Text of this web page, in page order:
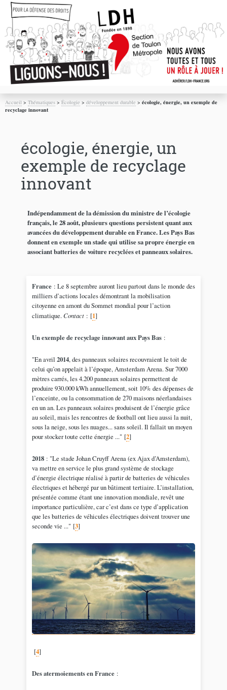
Accueil >Thématiques >Écologie >développement durable >écologie, énergie, un exemple de
recyclage innovant
écologie, énergie, un
exemple de recyclage
innovant
Indépendamment de la démission du ministre de l’écologie
français, le 28 août, plusieurs questions persistent quant aux
avancées du développement durable en France. Les Pays Bas
donnent en exemple un stade qui utilise sa propre énergie en
associant batteries de voiture recyclées et panneaux solaires.
France: Le 8 septembre auront lieu partout dans le monde des
milliers d’actions locales démontrant la mobilisation
citoyenne en amont du Sommet mondial pour l’action
climatique.Contact: [1]
Un exemple de recyclage innovant aux Pays Bas:
"En avril 2014, des panneaux solaires recouvraient le toit de
celui qu’on appelait à l’époque, Amsterdam Arena. Sur 7000
mètres carrés, les 4.200 panneaux solaires permettent de
produire 930.000 kWh annuellement, soit 10% des dépenses de
l’enceinte, ou la consommation de 270 maisons néerlandaises
en un an. Les panneaux solaires produisent de l’énergie grâce
au soleil, mais les rencontres de football ont lieu aussi la nuit,
sous la neige, sous les nuages... sans soleil. Il fallait un moyen
pour stocker toute cette énergie ..."[2]
2018: "Le stade Johan Cruyff Arena (ex Ajax d’Amsterdam),
va mettre en service le plus grand système de stockage
d’énergie électrique réalisé à partir de batteries de véhicules
électriques et hébergé par un bâtiment tertiaire. L’installation,
présentée comme étant une innovation mondiale, revêt une
importance particulière, car c’est dans ce type d’application
que les batteries de véhicules électriques doivent trouver une
seconde vie ..."[3]
[4]
Des atermoiements en France: